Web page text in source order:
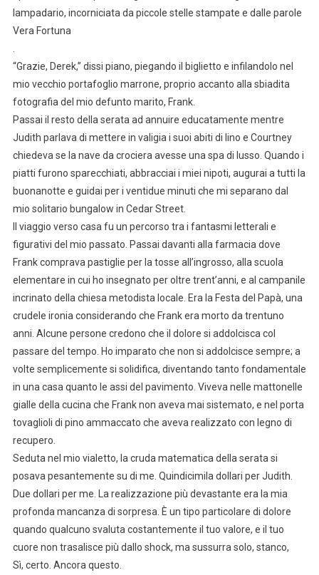
lampadario, incorniciata da piccole stelle stampate e dalle parole
Vera Fortuna
“Grazie, Derek,” dissi piano, piegando il biglietto e infilandolo nel
mio vecchio portafoglio marrone, proprio accanto alla sbiadita
fotografia del mio defunto marito, Frank.
Passai il resto della serata ad annuire educatamente mentre
Judith parlava di mettere in valigia i suoi abiti di lino e Courtney
chiedeva se la nave da crociera avesse una spa di lusso. Quando i
piatti furono sparecchiati, abbracciai i miei nipoti, augurai a tutti la
buonanotte e guidai per i ventidue minuti che mi separano dal
mio solitario bungalow in Cedar Street.
Il viaggio verso casa fu un percorso tra i fantasmi letterali e
figurativi del mio passato. Passai davanti alla farmacia dove
Frank comprava pastiglie per la tosse all’ingrosso, alla scuola
elementare in cui ho insegnato per oltre trent’anni, e al campanile
incrinato della chiesa metodista locale. Era la Festa del Papà, una
crudele ironia considerando che Frank era morto da trentuno
anni. Alcune persone credono che il dolore si addolcisca col
passare del tempo. Ho imparato che non si addolcisce sempre; a
volte semplicemente si solidifica, diventando tanto fondamentale
in una casa quanto le assi del pavimento. Viveva nelle mattonelle
gialle della cucina che Frank non aveva mai sistemato, e nel porta
tovaglioli di pino ammaccato che aveva realizzato con legno di
recupero.
Seduta nel mio vialetto, la cruda matematica della serata si
posava pesantemente su di me. Quindicimila dollari per Judith.
Due dollari per me. La realizzazione più devastante era la mia
profonda mancanza di sorpresa. È un tipo particolare di dolore
quando qualcuno svaluta costantemente il tuo valore, e il tuo
cuore non trasalisce più dallo shock, ma sussurra solo, stanco,
Sì, certo. Ancora questo.